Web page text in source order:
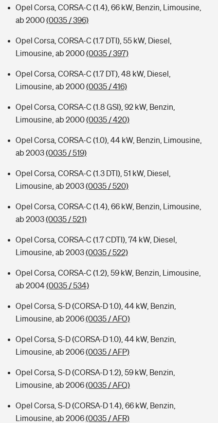
Sie haben Fragen?
Opel Corsa, CORSA-C (1.4), 66 kW, Benzin, Limousine,
ab 2000(0035 / 396)
Opel Corsa, CORSA-C (1.7 DTI), 55 kW, Diesel,
Limousine, ab 2000(0035 / 397)
Opel Corsa, CORSA-C (1.7 DT), 48 kW, Diesel,
Limousine, ab 2000(0035 / 416)
Opel Corsa, CORSA-C (1.8 GSI), 92 kW, Benzin,
Limousine, ab 2000(0035 / 420)
Opel Corsa, CORSA-C (1.0), 44 kW, Benzin, Limousine,
ab 2003(0035 / 519)
Opel Corsa, CORSA-C (1.3 DTI), 51 kW, Diesel,
Limousine, ab 2003(0035 / 520)
Opel Corsa, CORSA-C (1.4), 66 kW, Benzin, Limousine,
ab 2003(0035 / 521)
Opel Corsa, CORSA-C (1.7 CDTI), 74 kW, Diesel,
Limousine, ab 2003(0035 / 522)
Opel Corsa, CORSA-C (1.2), 59 kW, Benzin, Limousine,
ab 2004(0035 / 534)
Opel Corsa, S-D (CORSA-D 1.0), 44 kW, Benzin,
Limousine, ab 2006(0035 / AFO)
Opel Corsa, S-D (CORSA-D 1.0), 44 kW, Benzin,
Limousine, ab 2006(0035 / AFP)
Opel Corsa, S-D (CORSA-D 1.2), 59 kW, Benzin,
Limousine, ab 2006(0035 / AFQ)
Opel Corsa, S-D (CORSA-D 1.4), 66 kW, Benzin,
Limousine, ab 2006(0035 / AFR)